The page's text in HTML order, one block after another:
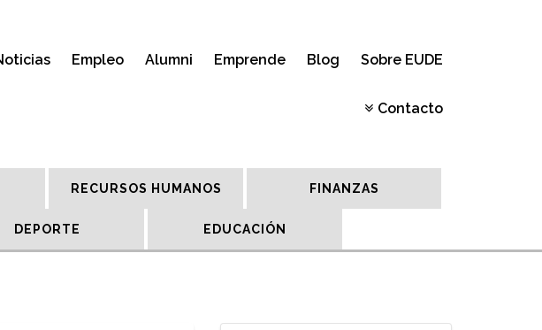
Empleo Alumni Emprende Blog Sobre EUDE
Contacto
RECURSOS HUMANOS FINANZAS
DEPORTE EDUCACIÓN